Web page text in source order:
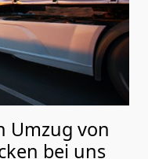
Umzug von
bei uns